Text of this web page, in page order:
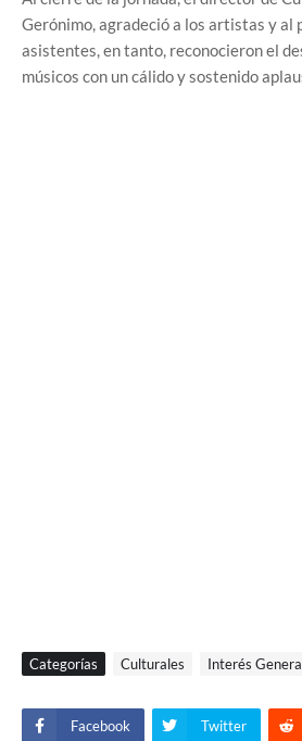
Gerónimo, agradeció a los artistas y al
asistentes, en tanto, reconocieron el
músicos con un cálido y sostenido
Categorías Culturales Interés
Facebook Twitter